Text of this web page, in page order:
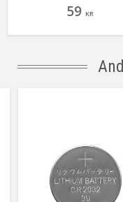
genomskinlig akryl. Varje
i centrum som lyser
59 KR